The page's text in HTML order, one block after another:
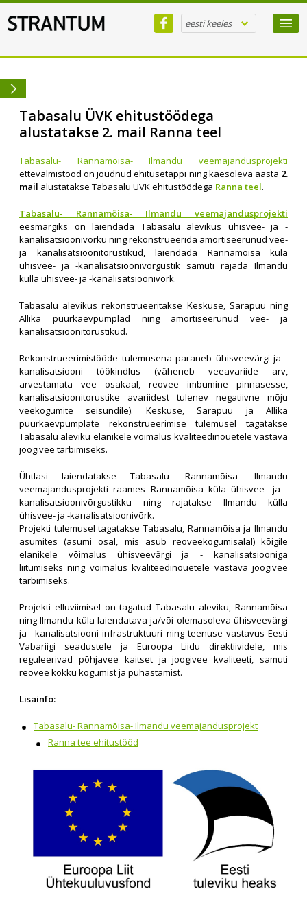
eesti keeles
Tabasalu ÜVK ehitustöödega
alustatakse 2. mail Ranna teel
Tabasalu- Rannamõisa- Ilmandu veemajandusprojekti
ettevalmistööd on jõudnud ehitusetappi ning käesoleva aasta 2.
mail alustatakse Tabasalu ÜVK ehitustöödega Ranna teel.
Tabasalu- Rannamõisa- Ilmandu veemajandusprojekti
eesmärgiks on laiendada Tabasalu alevikus ühisvee- ja -
kanalisatsioonivõrku ning rekonstrueerida amortiseerunud vee-
ja kanalisatsioonitorustikud, laiendada Rannamõisa küla
ühisvee- ja -kanalisatsioonivõrgustik samuti rajada Ilmandu
külla ühisvee- ja -kanalisatsioonivõrk.
Tabasalu alevikus rekonstrueeritakse Keskuse, Sarapuu ning
Allika puurkaevpumplad ning amortiseerunud vee- ja
kanalisatsioonitorustikud.
Rekonstrueerimistööde tulemusena paraneb ühisveevärgi ja -
kanalisatsiooni töökindlus (väheneb veeavariide arv,
arvestamata vee osakaal, reovee imbumine pinnasesse,
kanalisatsioonitorustike avariidest tulenev negatiivne mõju
veekogumite seisundile). Keskuse, Sarapuu ja Allika
puurkaevpumplate rekonstrueerimise tulemusel tagatakse
Tabasalu aleviku elanikele võimalus kvaliteedinõuetele vastava
joogivee tarbimiseks.
Ühtlasi laiendatakse Tabasalu- Rannamõisa- Ilmandu
veemajandusprojekti raames Rannamõisa küla ühisvee- ja -
kanalisatsioonivõrgustikku ning rajatakse Ilmandu külla
ühisvee- ja -kanalisatsioonivõrk.
Projekti tulemusel tagatakse Tabasalu, Rannamõisa ja Ilmandu
asumites (asumi osal, mis asub reoveekogumisalal) kõigile
elanikele võimalus ühisveevärgi ja - kanalisatsiooniga
liitumiseks ning võimalus kvaliteedinõuetele vastava joogivee
tarbimiseks.
Projekti elluviimisel on tagatud Tabasalu aleviku, Rannamõisa
ning Ilmandu küla laiendatava ja/või olemasoleva ühisveevärgi
ja –kanalisatsiooni infrastruktuuri ning teenuse vastavus Eesti
Vabariigi seadustele ja Euroopa Liidu direktiividele, mis
reguleerivad põhjavee kaitset ja joogivee kvaliteeti, samuti
reovee kokku kogumist ja puhastamist.
Lisainfo:
Tabasalu- Rannamõisa- Ilmandu veemajandusprojekt
Ranna tee ehitustööd